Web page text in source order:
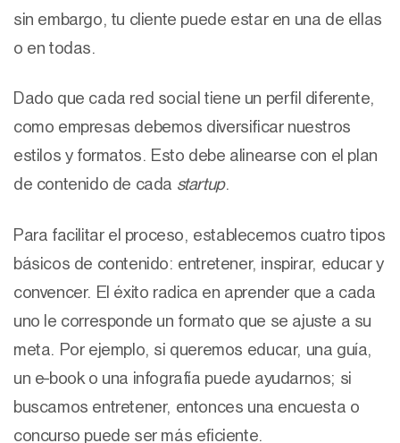
sin embargo, tu cliente puede estar en una de ellas
o en todas.
Dado que cada red social tiene un perfil diferente,
como empresas debemos diversificar nuestros
estilos y formatos. Esto debe alinearse con el plan
de contenido de cada startup.
Para facilitar el proceso, establecemos cuatro tipos
básicos de contenido: entretener, inspirar, educar y
convencer. El éxito radica en aprender que a cada
uno le corresponde un formato que se ajuste a su
meta. Por ejemplo, si queremos educar, una guía,
un e-book o una infografía puede ayudarnos; si
buscamos entretener, entonces una encuesta o
concurso puede ser más eficiente.